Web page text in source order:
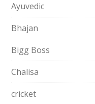
Ayuvedic
Bhajan
Bigg Boss
Chalisa
cricket